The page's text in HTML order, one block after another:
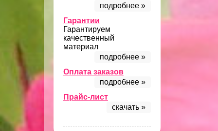
подробнее »
Гарантии
Гарантируем
качественный
материал
подробнее »
Оплата заказов
подробнее »
Прайс-лист
скачать »